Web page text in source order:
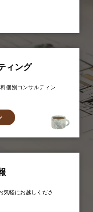
ィング
個別コンサルティン
気軽にお越しくださ